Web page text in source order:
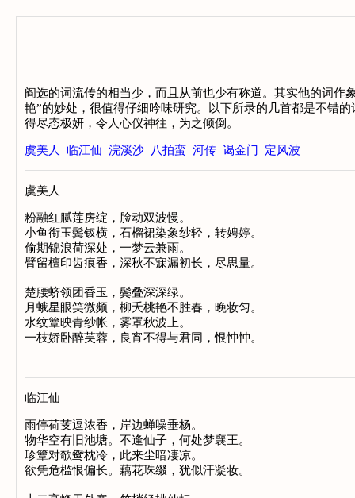
阎选的词流传的相当少，而且从前也少有称道。其实他的词
艳”的妙处，很值得仔细吟味研究。以下所录的几首都是不错
得尽态极妍，令人心仪神往，为之倾倒。
虞美人 临江仙 浣溪沙 八拍蛮 河传 谒金门 定风波
虞美人
粉融红腻莲房绽，脸动双波慢。
小鱼衔玉鬓钗横，石榴裙染象纱轻，转娉婷。
偷期锦浪荷深处，一梦云兼雨。
臂留檀印齿痕香，深秋不寐漏初长，尽思量。
楚腰蛴领团香玉，鬓叠深深绿。
月蛾星眼笑微频，柳夭桃艳不胜春，晚妆匀。
水纹簟映青纱帐，雾罩秋波上。
临江仙
雨停荷芰逗浓香，岸边蝉噪垂杨。
物华空有旧池塘。不逢仙子，何处梦襄王。
珍簟对欹鸳枕冷，此来尘暗凄凉。
欲凭危槛恨偏长。藕花珠缀，犹似汗凝妆。